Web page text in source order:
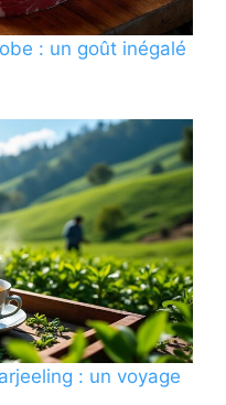
: un goût inégalé
: un voyage